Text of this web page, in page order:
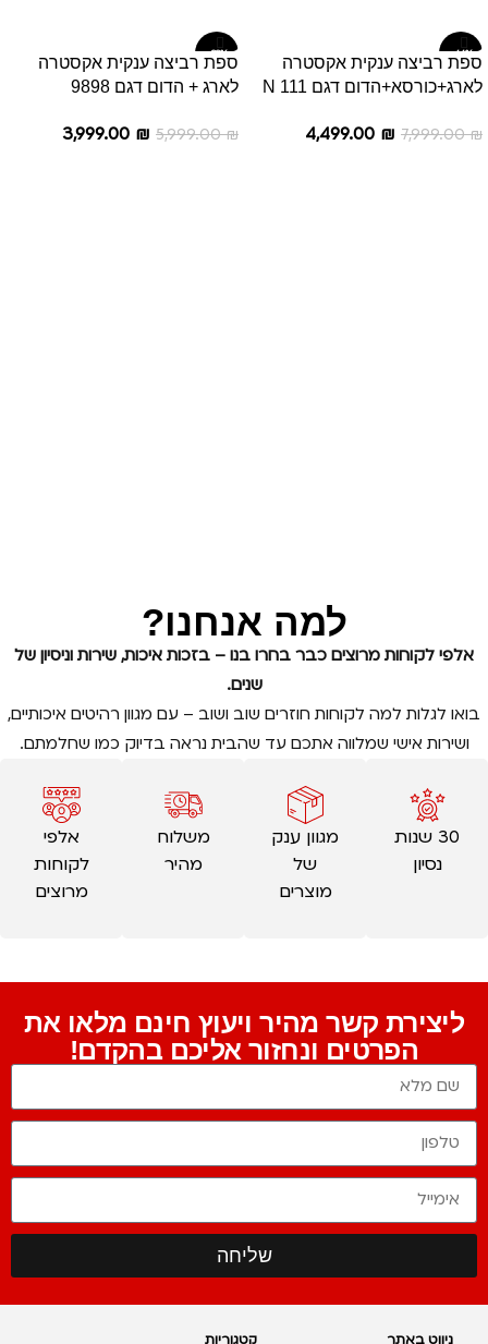
-44%
ספת רביצה ענקית אקסטרה
לארג+כורסא+הדום דגם N 111
7,999.00₪
4,499.00 ₪
-33%
ספת רביצה ענקית אקסטרה
לארג + הדום דגם 9898
5,999.00₪
3,999.00 ₪
למה אנחנו?
אלפי לקוחות מרוצים כבר בחרו בנו – בזכות איכות, שירות וניסיון של
שנים.
בואו לגלות למה לקוחות חוזרים שוב ושוב – עם מגוון רהיטים איכותיים,
ושירות אישי שמלווה אתכם עד שהבית נראה בדיוק כמו שחלמתם.
30 שנות
נסיון
מגוון ענק
של
מוצרים
משלוח
מהיר
אלפי
לקוחות
מרוצים
ליצירת קשר מהיר ויעוץ חינם מלאו את
הפרטים ונחזור אליכם בהקדם!
שליחה
ניווט באתר
קטגוריות